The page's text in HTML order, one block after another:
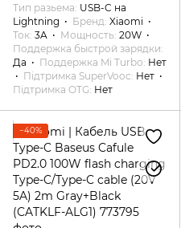
Тип разьема USB-C на
Lightning
Бренд Xiaomi
Ток 3A Мощность 20W
Поддержка быстрой зарядки
Да
Поддержка Mi Turbo Нет
Підтримка SuperVooc Нет
Підтримка OTG Нет
−40%